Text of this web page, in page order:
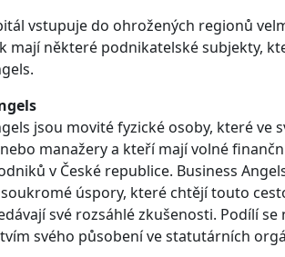
vstupuje do ohrožených regionů
mají některé podnikatelské subjekty,
jsou movité fyzické osoby, které
manažery a kteří mají volné
v České republice. Business
úspory, které chtějí touto
své rozsáhlé zkušenosti. Podílí
svého působení ve statutárních